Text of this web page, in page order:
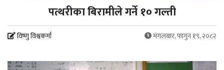
पत्थरीका बिरामीले गर्ने १० गल्ती
विष्णु विश्वकर्मा मंगलबार, फागुन १९, २०८२